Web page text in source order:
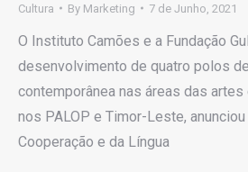
Cultura By Marketing 7 de Junho, 2021
O Instituto Camões e a Fundação
desenvolvimento de quatro polos
contemporânea nas áreas das
nos PALOP e Timor-Leste,
Cooperação e da Língua